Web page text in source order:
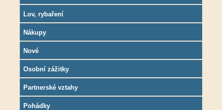
Lov, rybaření
Nákupy
Nové
Osobní zážitky
Partnerské vztahy
Pohádky